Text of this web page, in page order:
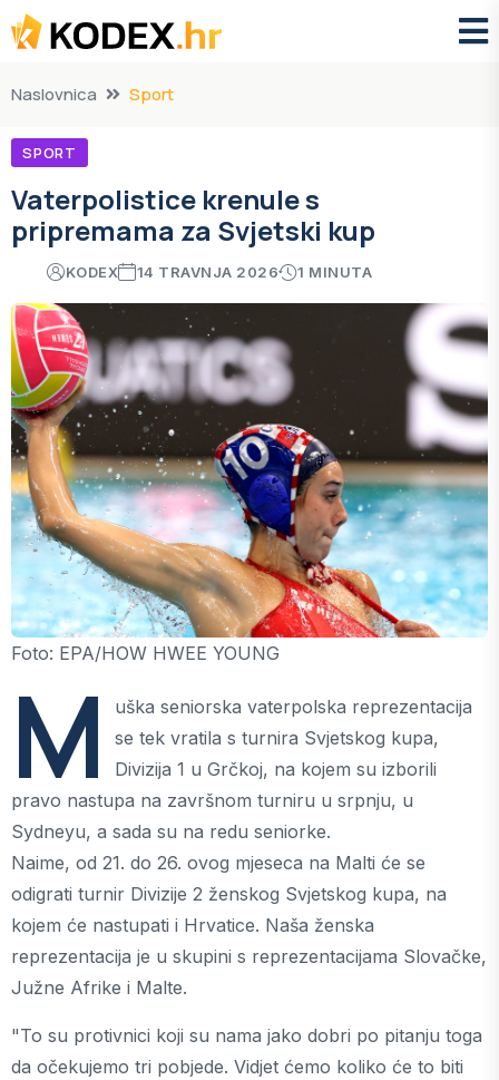
Naslovnica Sport
SPORT
Vaterpolistice krenule s
pripremama za Svjetski kup
KODEX 14 TRAVNJA 2026 1 MINUTA
Foto: EPA/HOW HWEE YOUNG
M
uška seniorska vaterpolska reprezentacija
se tek vratila s turnira Svjetskog kupa,
Divizija 1 u Grčkoj, na kojem su izborili
pravo nastupa na završnom turniru u srpnju, u
Sydneyu, a sada su na redu seniorke.
Naime, od 21. do 26. ovog mjeseca na Malti će se
odigrati turnir Divizije 2 ženskog Svjetskog kupa, na
kojem će nastupati i Hrvatice. Naša ženska
reprezentacija je u skupini s reprezentacijama Slovačke,
Južne Afrike i Malte.
"To su protivnici koji su nama jako dobri po pitanju toga
da očekujemo tri pobjede. Vidjet ćemo koliko će to biti